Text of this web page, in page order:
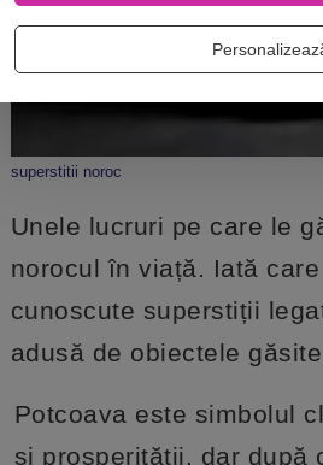
superstitii noroc
Unele lucruri pe care le
norocul în viață. Iată
cunoscute superstiții
adusă de obiectele
Potcoava este simbolul
și prosperității, dar după